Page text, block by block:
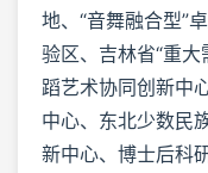
地、“音舞融合型”
验区、吉林省“重
蹈艺术协同创新中
中心、东北少数民
新中心、博士后科